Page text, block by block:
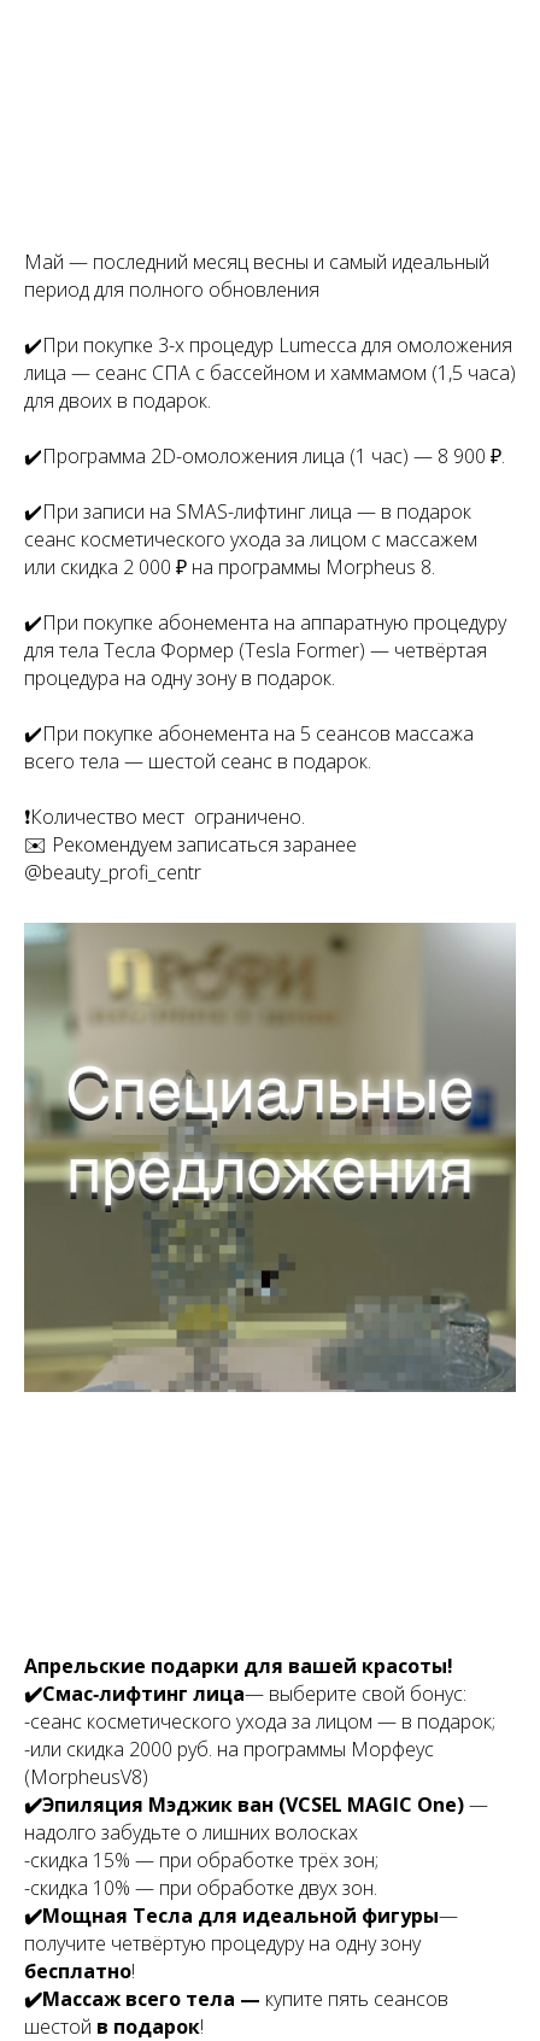
Май — последний месяц весны и самый идеальный
период для полного обновления
✔️При покупке 3-х процедур Lumecca для омоложения
лица — сеанс СПА с бассейном и хаммамом (1,5 часа)
для двоих в подарок.
✔️Программа 2D-омоложения лица (1 час) — 8 900 ₽.
✔️При записи на SMAS-лифтинг лица — в подарок
сеанс косметического ухода за лицом с массажем
или скидка 2 000 ₽ на программы Morpheus 8.
✔️При покупке абонемента на аппаратную процедуру
для тела Тесла Формер (Tesla Former) — четвёртая
процедура на одну зону в подарок.
✔️При покупке абонемента на 5 сеансов массажа
всего тела — шестой сеанс в подарок.
❗️Количество мест ограничено.
✉️ Рекомендуем записаться заранее
@beauty_profi_centr
Апрельские подарки для вашей красоты!
✔️Смас‑лифтинг лица— выберите свой бонус:
-сеанс косметического ухода за лицом — в подарок;
-или скидка 2000 руб. на программы Морфеус
(MorpheusV8)
✔️Эпиляция Мэджик ван (VCSEL MAGIC One)—
надолго забудьте о лишних волосках
-скидка 15% — при обработке трёх зон;
-скидка 10% — при обработке двух зон.
✔️Мощная Тесла для идеальной фигуры—
получите четвёртую процедуру на одну зону
бесплатно!
✔️Массаж всего тела — купите пять сеансов
шестой в подарок!